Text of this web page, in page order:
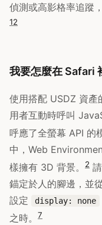
偵測或高影格率追蹤
12
我要怎麼在 Safari
使用搭配 USDZ 資產
用者互動時呼叫
呼應了全螢幕 API 的
中，Web
樣擁有 3D 背景。
2
錨定於人的腳邊，並
設定
display: none
之時。
7